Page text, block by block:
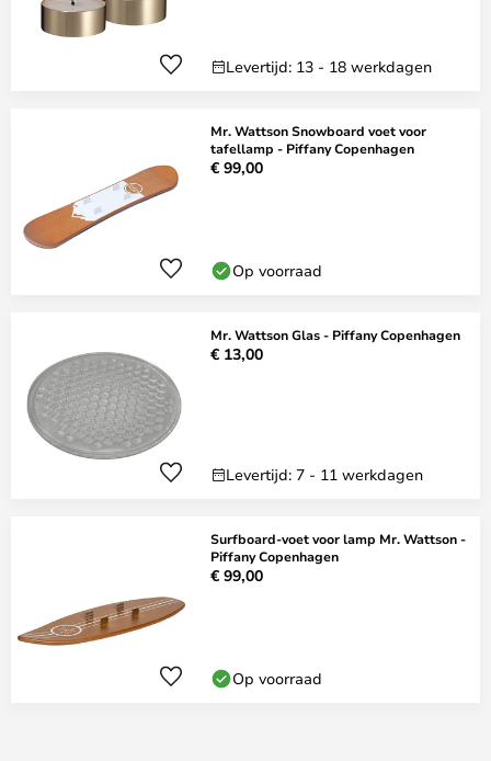
Levertijd: 13 - 18 werkdagen
Mr. Wattson Snowboard voet voor
tafellamp - Piffany Copenhagen
€ 99,00
Op voorraad
Mr. Wattson Glas - Piffany Copenhagen
€ 13,00
Levertijd: 7 - 11 werkdagen
Surfboard-voet voor lamp Mr. Wattson -
Piffany Copenhagen
€ 99,00
Op voorraad